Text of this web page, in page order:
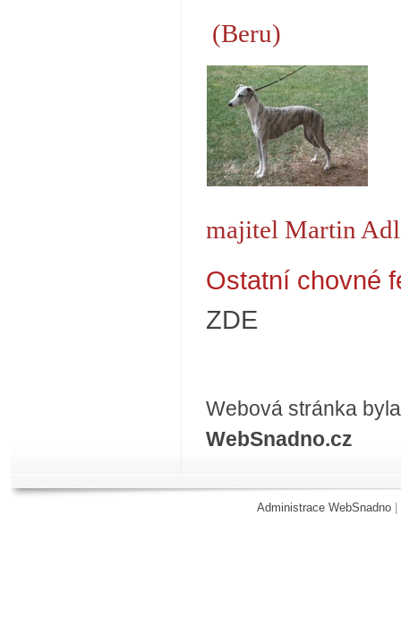
majitel Martin
Ostatní chovné
ZDE
Webová stránka
WebSnadno.cz
Administrace WebSnadno|